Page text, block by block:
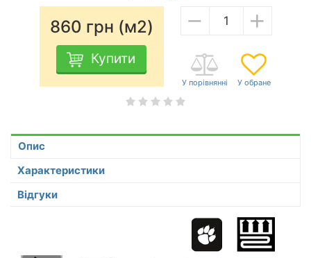
860 грн (м2)
Купити
− +
Опис
Характеристики
Відгуки